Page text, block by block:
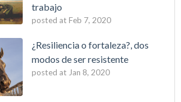
trabajo
posted at Feb 7, 2020
¿Resiliencia o fortaleza?, dos
modos de ser resistente
posted at Jan 8, 2020